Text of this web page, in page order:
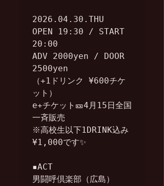
2026.04.30.THU
OPEN 19:30 / START
20:00
ADV 2000yen / DOOR
2500yen
（+1ドリンク ¥600チケ
ット）
e+チケット🎫4月15日全国
一斉販売
※高校生以下1DRINK込み
¥1,000です✨
▪️ACT
男闘呼倶楽部（広島）